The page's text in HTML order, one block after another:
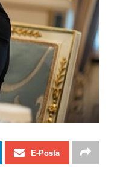
E-Posta